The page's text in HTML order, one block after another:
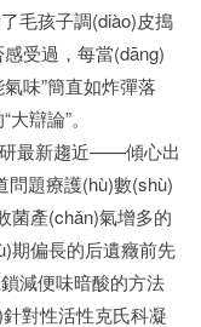
毛孩子調(diào)皮搗
受過，每當(dāng)
味”簡直如炸彈落
辯論”。
研最新趨近——傾心出
問題療護(hù)數(shù)
菌產(chǎn)氣增多的
期偏長的后遺癥前先
減便味暗酸的方法
對性活性克氏科凝